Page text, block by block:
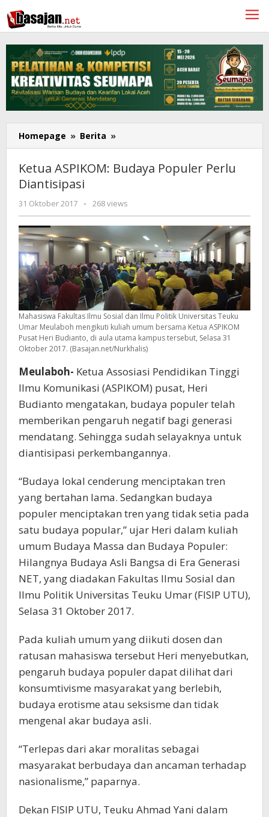
ke
konten
Homepage » Berita »
ASPIKOM:
Populer
Ketua ASPIKOM: Budaya Populer Perlu
Diantisipasi
31 Oktober 2017
oleh
Nurkhalis
- 268 views
Mahasiswa Fakultas Ilmu Sosial dan Ilmu Politik Universitas Teuku
Umar Meulaboh mengikuti kuliah umum bersama Ketua ASPIKOM
Pusat Heri Budianto, di aula utama kampus tersebut, Selasa 31
Oktober 2017. (Basajan.net/Nurkhalis)
Meulaboh- Ketua Assosiasi Pendidikan Tinggi
Ilmu Komunikasi (ASPIKOM) pusat, Heri
Budianto mengatakan, budaya populer telah
memberikan pengaruh negatif bagi generasi
mendatang. Sehingga sudah selayaknya untuk
diantisipasi perkembangannya.
“Budaya lokal cenderung menciptakan tren
yang bertahan lama. Sedangkan budaya
populer menciptakan tren yang tidak setia pada
satu budaya popular,” ujar Heri dalam kuliah
umum Budaya Massa dan Budaya Populer:
Hilangnya Budaya Asli Bangsa di Era Generasi
NET, yang diadakan Fakultas Ilmu Sosial dan
Ilmu Politik Universitas Teuku Umar (FISIP UTU),
Selasa 31 Oktober 2017.
Pada kuliah umum yang diikuti dosen dan
ratusan mahasiswa tersebut Heri menyebutkan,
pengaruh budaya populer dapat dilihat dari
konsumtivisme masyarakat yang berlebih,
budaya erotisme atau seksisme dan tidak
mengenal akar budaya asli.
“Terlepas dari akar moralitas sebagai
masyarakat berbudaya dan ancaman terhadap
nasionalisme,” paparnya.
Dekan FISIP UTU, Teuku Ahmad Yani dalam